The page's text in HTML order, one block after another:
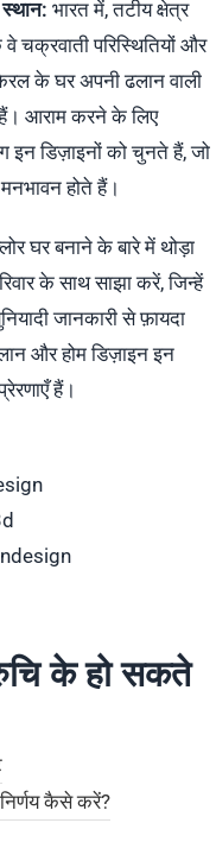
स्थान: भारत में, तटीय क्षेत्र
चक्रवाती परिस्थितियों और
के घर अपनी ढलान वाली
आराम करने के लिए
इन डिज़ाइनों को चुनते हैं, जो
होते हैं।
घर बनाने के बारे में थोड़ा
के साथ साझा करें, जिन्हें
जानकारी से फ़ायदा
और होम डिज़ाइन इन
हैं।
के हो सकते
कैसे करें?